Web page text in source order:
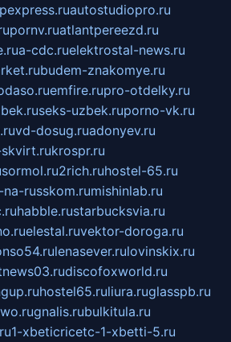
autostudiopro.ru
pornv.ruatlantpereezd.ru
a-cdc.ruelektrostal-news.ru
budem-znakomye.ru
emfire.rupro-otdelky.ru
seks-uzbek.ruporno-vk.ru
vd-dosug.ruadonyev.ru
krospr.ru
sormol.ru2rich.ruhostel-65.ru
russkom.rumishinlab.ru
habble.rustarbucksvia.ru
elestal.ruvektor-doroga.ru
lenasever.rulovinskix.ru
discofoxworld.ru
hostel65.ruliura.ruglasspb.ru
gnalis.rubulkitula.ru
1-xbeticricetc-1-xbetti-5.ru